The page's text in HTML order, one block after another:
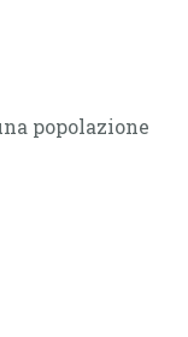
popolazione